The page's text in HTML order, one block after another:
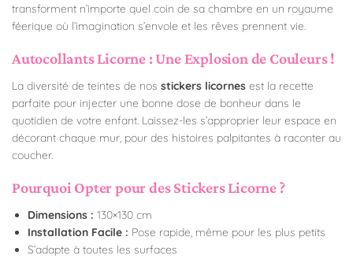
transforment n’importe quel coin de sa chambre en un royaume
féerique où l’imagination s’envole et les rêves prennent vie.
Autocollants Licorne : Une Explosion de Couleurs !
La diversité de teintes de nos stickers licornes est la recette
parfaite pour injecter une bonne dose de bonheur dans le
quotidien de votre enfant. Laissez-les s’approprier leur espace en
décorant chaque mur, pour des histoires palpitantes à raconter au
coucher.
Pourquoi Opter pour des Stickers Licorne ?
Dimensions : 130×130 cm
Installation Facile : Pose rapide, même pour les plus petits
S’adapte à toutes les surfaces